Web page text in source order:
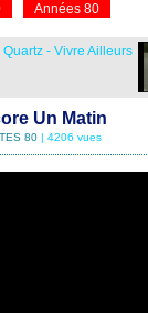
Années 80
- Vivre Ailleurs
Un Matin
80 | 4206 vues